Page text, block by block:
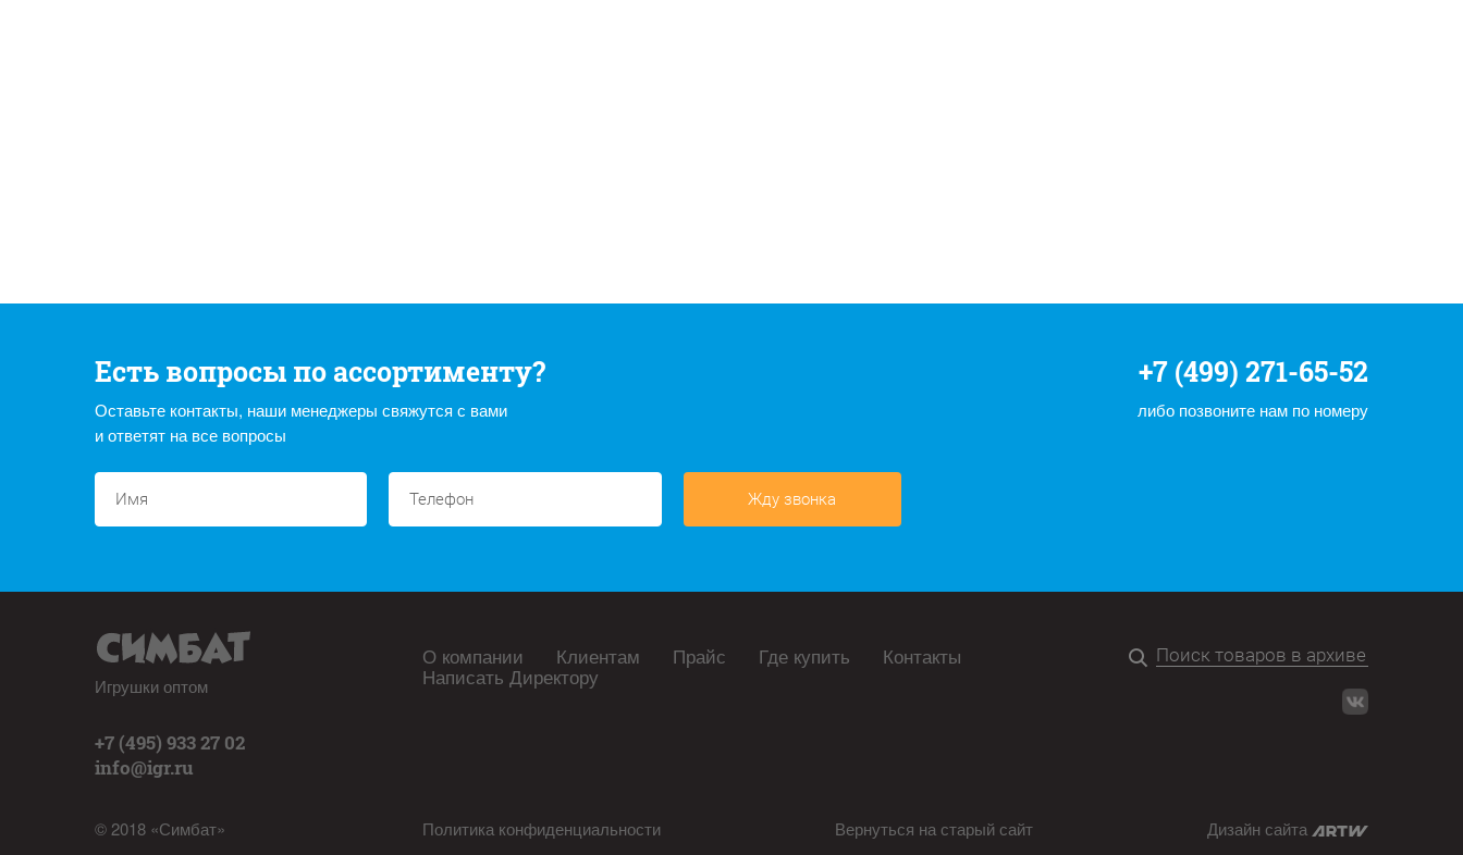
Есть вопросы по ассортименту?
Оставьте контакты, наши менеджеры свяжутся с вами
и ответят на все вопросы
+7 (499) 271-65-52
либо позвоните нам по номеру
Жду звонка
Игрушки оптом
+7 (495) 933 27 02
info@igr.ru
© 2018 «Симбат»
О компании Клиентам Прайс Где купить Контакты
Написать Директору
Политика конфиденциальности Вернуться на старый сайт Дизайн сайта